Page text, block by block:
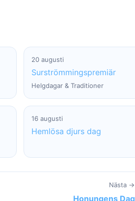
20 augusti
Surströmmingspremiär
Helgdagar & Traditioner
16 augusti
Hemlösa djurs dag
Nästa →
Honungens Dag